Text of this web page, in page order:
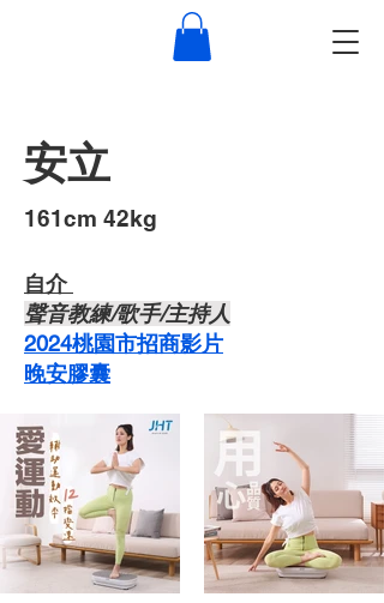
安立
​161cm 42kg
自介 ​
​聲音教練/歌手/主持人
2024桃園市招商影片
晚安膠囊